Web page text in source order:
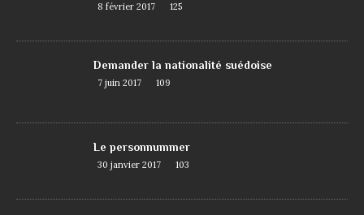
8 février 2017 125
Demander la nationalité suédoise
7 juin 2017 109
Le personnummer
30 janvier 2017 103